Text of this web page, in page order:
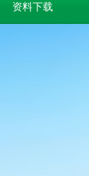
资料下载